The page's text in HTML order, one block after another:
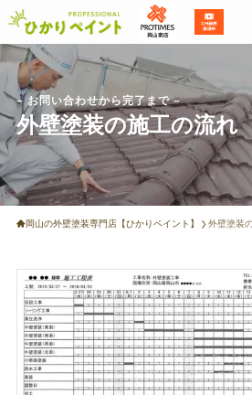
外壁塗装の施工の流れ
– お問い合わせから完了まで –
岡山の外壁塗装専門店【ひかりペイント】 外壁塗装